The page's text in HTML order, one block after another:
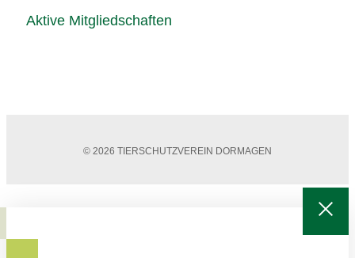
Aktive Mitgliedschaften
© 2026 TIERSCHUTZVEREIN DORMAGEN